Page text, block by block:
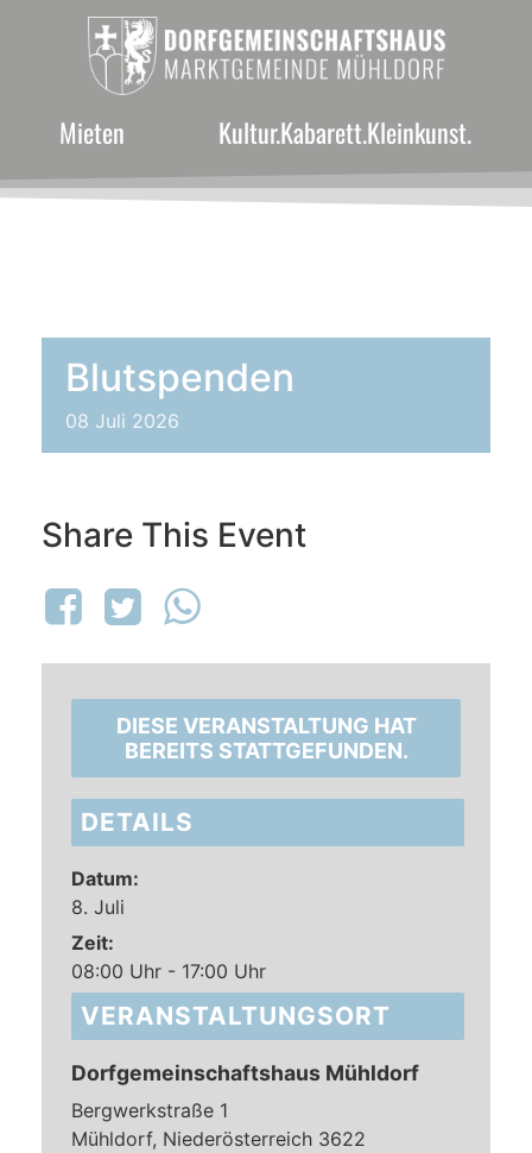
Mieten Kultur.Kabarett.Kleinkunst.
Blutspenden
08 Juli 2026
Share This Event
DIESE VERANSTALTUNG HAT
BEREITS STATTGEFUNDEN.
DETAILS
Datum:
8. Juli
Zeit:
08:00 Uhr - 17:00 Uhr
VERANSTALTUNGSORT
Dorfgemeinschaftshaus Mühldorf
Bergwerkstraße 1
Mühldorf, Niederösterreich 3622